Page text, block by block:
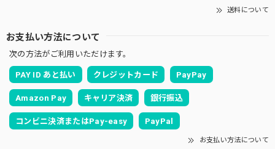
送料について
お支払い方法について
次の方法がご利用いただけます。
PAY ID あと払い クレジットカード PayPay
Amazon Pay キャリア決済 銀行振込
コンビニ決済またはPay-easy PayPal
お支払い方法について